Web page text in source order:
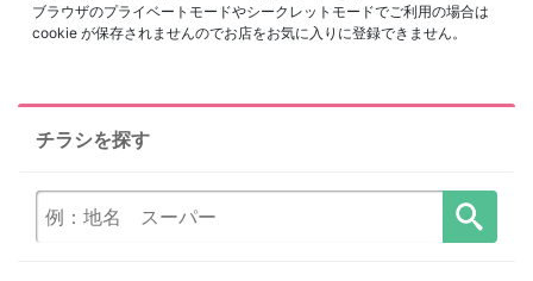
ブラウザのプライベートモードやシークレットモードでご利用の場合は
cookie が保存されませんのでお店をお気に入りに登録できません。
チラシを探す